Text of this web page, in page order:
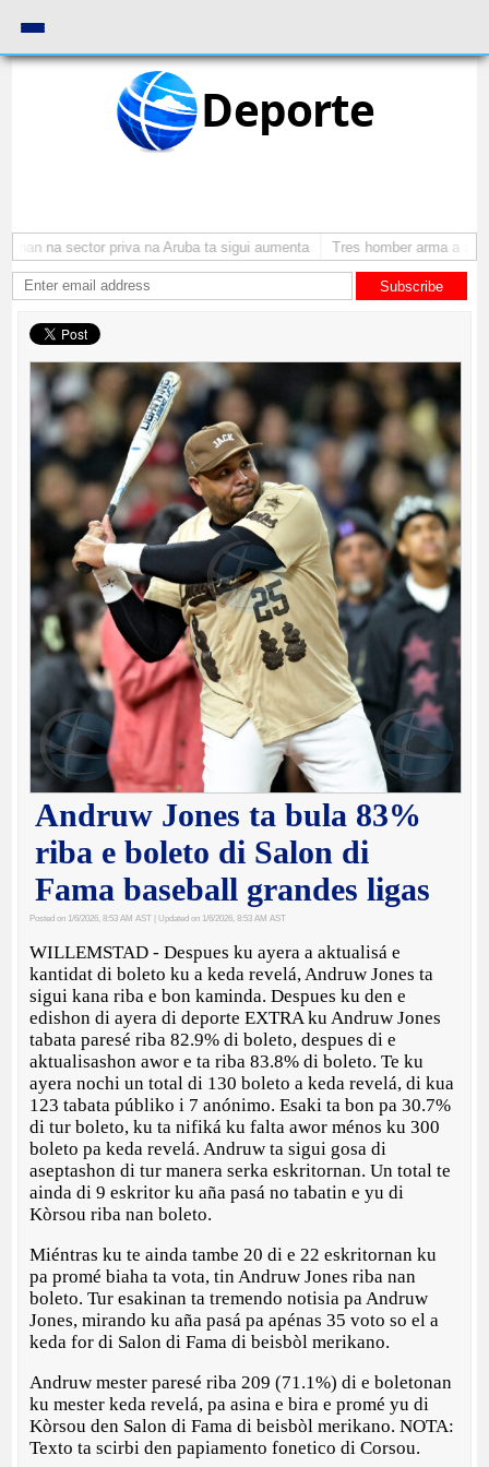
Deporte
na sector priva na Aruba ta sigui aumenta Tres homber arma a
Subscribe
Andruw Jones ta bula 83%
riba e boleto di Salon di
Fama baseball grandes ligas
Posted on 1/6/2026, 8:53 AM AST | Updated on 1/6/2026, 8:53 AM AST
WILLEMSTAD - Despues ku ayera a aktualisá e
kantidat di boleto ku a keda revelá, Andruw Jones ta
sigui kana riba e bon kaminda. Despues ku den e
edishon di ayera di deporte EXTRA ku Andruw Jones
tabata paresé riba 82.9% di boleto, despues di e
aktualisashon awor e ta riba 83.8% di boleto. Te ku
ayera nochi un total di 130 boleto a keda revelá, di kua
123 tabata públiko i 7 anónimo. Esaki ta bon pa 30.7%
di tur boleto, ku ta nifiká ku falta awor ménos ku 300
boleto pa keda revelá. Andruw ta sigui gosa di
aseptashon di tur manera serka eskritornan. Un total te
ainda di 9 eskritor ku aña pasá no tabatin e yu di
Kòrsou riba nan boleto.
Miéntras ku te ainda tambe 20 di e 22 eskritornan ku
pa promé biaha ta vota, tin Andruw Jones riba nan
boleto. Tur esakinan ta tremendo notisia pa Andruw
Jones, mirando ku aña pasá pa apénas 35 voto so el a
keda for di Salon di Fama di beisbòl merikano.
Andruw mester paresé riba 209 (71.1%) di e boletonan
ku mester keda revelá, pa asina e bira e promé yu di
Kòrsou den Salon di Fama di beisbòl merikano. NOTA:
Texto ta scirbi den papiamento fonetico di Corsou.